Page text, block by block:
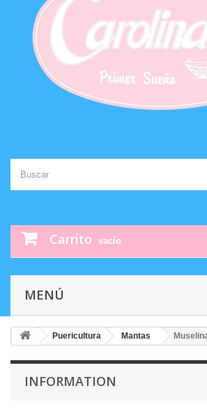
Carrito vacío
MENÚ
Puericultura Mantas
INFORMATION